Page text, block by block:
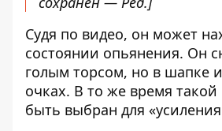
Судя по видео, он может
состоянии опьянения. Он
голым торсом, но в шапке
очках. В то же время такой
быть выбран для